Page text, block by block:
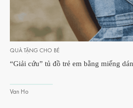
QUÀ TẶNG CHO BÉ
“Giải cứu” tủ đồ trẻ em bằng miếng
Van Ho